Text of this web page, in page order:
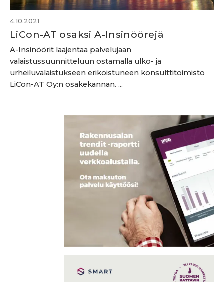
4.10.2021
LiCon-AT osaksi A-Insinöörejä
A-Insinöörit laajentaa palvelujaan
valaistussuunnitteluun ostamalla ulko- ja
urheiluvalaistukseen erikoistuneen konsulttitoimisto
LiCon-AT Oy:n osakekannan. ...